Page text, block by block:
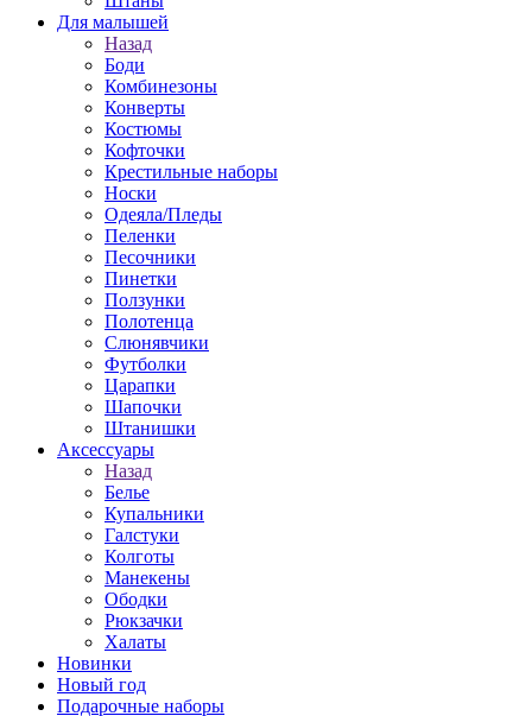
Для малышей
Назад
Боди
Комбинезоны
Конверты
Костюмы
Кофточки
Крестильные наборы
Носки
Одеяла/Пледы
Пеленки
Песочники
Пинетки
Ползунки
Полотенца
Слюнявчики
Футболки
Царапки
Шапочки
Штанишки
Аксессуары
Назад
Белье
Купальники
Галстуки
Колготы
Манекены
Ободки
Рюкзачки
Халаты
Новинки
Новый год
Подарочные наборы